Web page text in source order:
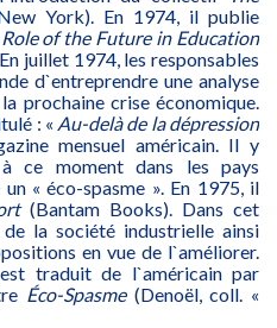
York). En 1974, il publie
Role of the Future in Education
juillet 1974, les responsables
d`entreprendre une analyse
prochaine crise économique.
: « Au-delà de la dépression
mensuel américain. Il y
ce moment dans les pays
« éco-spasme ». En 1975, il
(Bantam Books). Dans cet
la société industrielle ainsi
en vue de l`améliorer.
traduit de l`américain par
Éco-Spasme(Denoël, coll. «